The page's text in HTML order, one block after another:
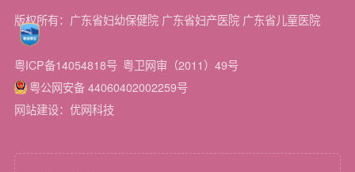
版权所有：广东省妇幼保健院 广东省妇产医院 广东省儿童医院
粤ICP备14054818号 粤卫网审（2011）49号
粤公网安备 44060402002259号
网站建设：优网科技